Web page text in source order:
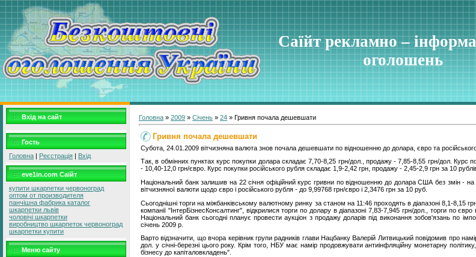
Саїйт рекламно –
оголошень
Вхід на сайт
Гость
Головна | Реєстрація | Вхід
eve1in.com Саїйт
купити шкарпетки червоноград
оптом от производителя
панчішна фабрика каталог
шкарпетки львів
чоловічі шкарпетки
виробництво шкарпеток червоноград
шкарпетки купити
Меню сайту
Головна » 2009 » Січень » 24 » Гривня почала дешевшати
Гривня почала дешевшати
Субота, 24.01.2009 вітчизняна валюта знов почала дешевшати по відношенню до долара, євро та
Так, в обмінних пунктах курс покупки долара складає 7,70-8,25 грн/дол., продажу - 7,85-8,55 грн/дол. Курс
- 10,40-12,0 грн/євро. Курс покупки російського рубля складає 1,9-2,42 грн, продажу - 2,45-2,9 грн за 10
Національний банк залишив на 22 січня офіційний курс гривни по відношенню до долара США без змін - на
вітчизняної валюти щодо євро і російського рубля - до 9,99768 грн/євро і 2,3476 грн за 10 руб.
Сьогоднішні торги на міжбанківському валютному ринку за станом на 11:46 проходять в діапазоні 8,1-8,15
компанії "ІнтерБізнесКонсалтинг", відкрилися торги по долару в діапазоні 7,83-7,945 грн/дол., торги по
Національний банк сьогодні планує провести аукціон з продажу доларів під виконання зобов'язань по
січень 2009 р.
Варто відзначити, що вчора керівник групи радників глави Нацбанку Валерій Литвицький повідомив про
дол. у січні-березні цього року. Крім того, НБУ має намір продовжувати антиінфляційну монетарну
бізнесу до капіталовкладень".